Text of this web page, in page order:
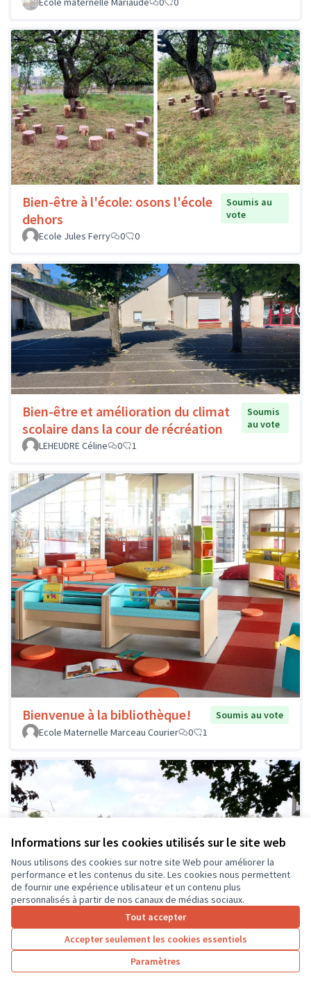
Informations sur les cookies utilisés sur le site web
Nous utilisons des cookies sur notre site Web pour améliorer la
performance et les contenus du site. Les cookies nous permettent
de fournir une expérience utilisateur et un contenu plus
personnalisés à partir de nos canaux de médias sociaux.
Tout accepter
Accepter seulement les cookies essentiels
Paramètres
Bien-être à l'école: osons l'école
dehors
Soumis au
vote
Ecole Jules Ferry
0 0
Bien-être et amélioration du climat
scolaire dans la cour de récréation
Soumis
au vote
LEHEUDRE Céline
0 1
Bienvenue à la bibliothèque!
Soumis au vote
Ecole Maternelle Marceau Courier
0 1